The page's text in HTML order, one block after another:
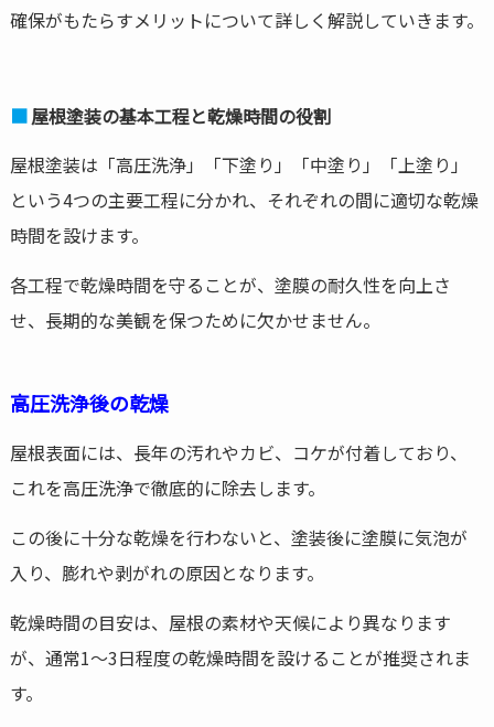
確保がもたらすメリットについて詳しく解説していきます。
屋根塗装の基本工程と乾燥時間の役割
屋根塗装は「高圧洗浄」「下塗り」「中塗り」「上塗り」
という4つの主要工程に分かれ、それぞれの間に適切な乾燥
時間を設けます。
各工程で乾燥時間を守ることが、塗膜の耐久性を向上さ
せ、長期的な美観を保つために欠かせません。
高圧洗浄後の乾燥
屋根表面には、長年の汚れやカビ、コケが付着しており、
これを高圧洗浄で徹底的に除去します。
この後に十分な乾燥を行わないと、塗装後に塗膜に気泡が
入り、膨れや剥がれの原因となります。
乾燥時間の目安は、屋根の素材や天候により異なります
が、通常1～3日程度の乾燥時間を設けることが推奨されま
す。